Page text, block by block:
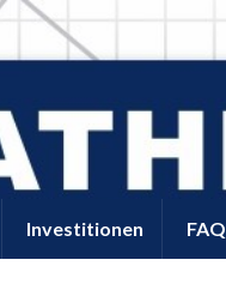
Investitionen FAQ